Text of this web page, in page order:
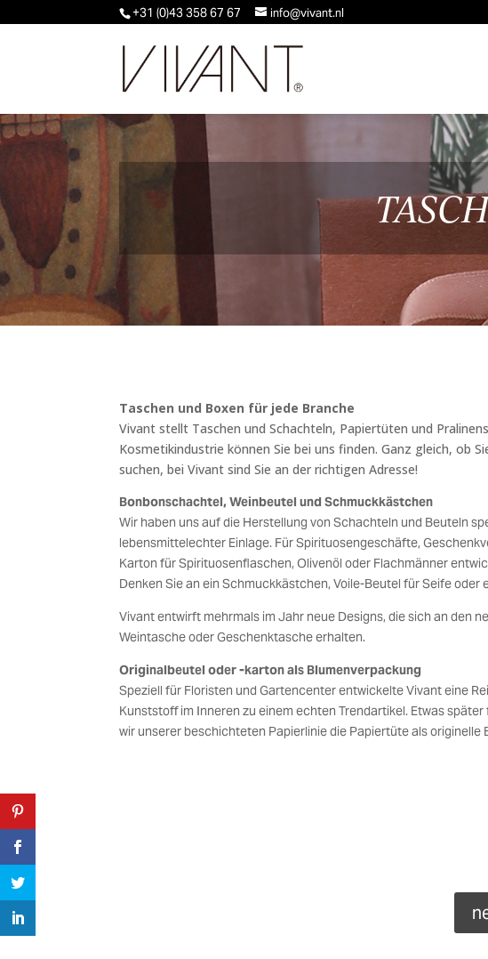
+31 (0)43 358 67 67 info@vivant.nl
Taschen und Boxen für jede Branche
Vivant stellt Taschen und Schachteln, Papiertüten und
Kosmetikindustrie können Sie bei uns finden. Ganz gleich, ob
suchen, bei Vivant sind Sie an der richtigen Adresse!
Bonbonschachtel, Weinbeutel und Schmuckkästchen
Wir haben uns auf die Herstellung von Schachteln und Beuteln
lebensmittelechter Einlage. Für Spirituosengeschäfte,
Karton für Spirituosenflaschen, Olivenöl oder Flachmänner
Denken Sie an ein Schmuckkästchen, Voile-Beutel für Seife oder
Vivant entwirft mehrmals im Jahr neue Designs, die sich an den
Weintasche oder Geschenktasche erhalten.
Originalbeutel oder -karton als Blumenverpackung
Speziell für Floristen und Gartencenter entwickelte Vivant eine
Kunststoff im Inneren zu einem echten Trendartikel. Etwas
wir unserer beschichteten Papierlinie die Papiertüte als